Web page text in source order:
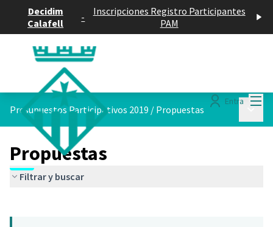
Decidim
Calafell
-
Inscripciones Registro Participantes
PAM
Entra
Presupuestos Participativos 2019 / Propuestas
Propuestas
Filtrar y buscar